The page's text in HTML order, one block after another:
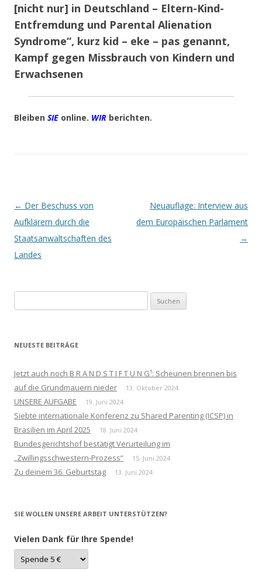
[nicht nur] in Deutschland – Eltern-Kind-
Entfremdung und Parental Alienation
Syndrome“, kurz kid – eke – pas genannt,
Kampf gegen Missbrauch von Kindern und
Erwachsenen
Bleiben SIE online. WIR berichten.
Beitrags-
Navigation
← Der Beschuss von
Aufklärern durch die
Staatsanwaltschaften des
Landes
Neuauflage: Interview aus
dem Europäischen Parlament
→
nach:
NEUESTE BEITRÄGE
Jetzt auch noch B R A N D S T I F T U N G¹: Scheunen brennen bis
auf die Grundmauern nieder
13. Oktober 2024
UNSERE AUFGABE 19. Juni 2024
Siebte internationale Konferenz zu Shared Parenting (ICSP) in
Brasilien im April 2025
18. Juni 2024
Bundesgerichtshof bestätigt Verurteilung im
„Zwillingsschwestern-Prozess“
15. Juni 2024
Zu deinem 36. Geburtstag 13. Juni 2024
SIE WOLLEN UNSERE ARBEIT UNTERSTÜTZEN?
Vielen Dank für Ihre Spende!